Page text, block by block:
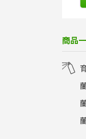
商品